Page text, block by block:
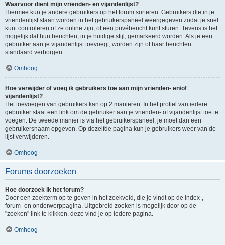
Waarvoor dient mijn vrienden- en vijandenlijst?
Hiermee kun je andere gebruikers op het forum sorteren. Gebruikers die in je
vriendenlijst staan worden in het gebruikerspaneel weergegeven zodat je snel
kunt controleren of ze online zijn, of een privébericht kunt sturen. Tevens is het
mogelijk dat hun berichten, in je huidige stijl, gemarkeerd worden. Als je een
gebruiker aan je vijandenlijst toevoegt, worden zijn of haar berichten
standaard verborgen.
Omhoog
Hoe verwijder of voeg ik gebruikers toe aan mijn vrienden- en/of
vijandenlijst?
Het toevoegen van gebruikers kan op 2 manieren. In het profiel van iedere
gebruiker staat een link om de gebruiker aan je vrienden- of vijandenlijst toe te
voegen. De tweede manier is via het gebruikerspaneel, je moet dan een
gebruikersnaam opgeven. Op dezelfde pagina kun je gebruikers weer van de
lijst verwijderen.
Omhoog
Forums doorzoeken
Hoe doorzoek ik het forum?
Door een zoekterm op te geven in het zoekveld, die je vindt op de index-,
forum- en onderwerppagina. Uitgebreid zoeken is mogelijk door op de
"zoeken" link te klikken, deze vind je op iedere pagina.
Omhoog